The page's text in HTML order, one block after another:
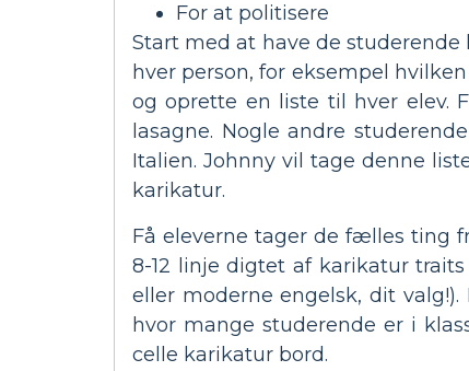
For at politisere
Start med at have de studerende
hver person, for eksempel
og oprette en liste til hver elev.
lasagne. Nogle andre
Italien. Johnny vil tage denne
karikatur.
Få eleverne tager de fælles ting
8-12 linje digtet af karikatur
eller moderne engelsk, dit
hvor mange studerende er i
celle karikatur bord.